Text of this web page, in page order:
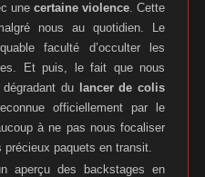
une certaine violence. Cette
nous au quotidien. Le
faculté d’occulter les
Et puis, le fait que nous
du
lancer de colis
officiellement par le
à ne pas nous focaliser
précieux paquets en transit.
aperçu des backstages en